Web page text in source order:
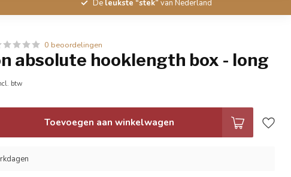
Deleukste “stek” van Nederland
0 beoordelingen
absolute hooklength box - long
btw
Toevoegen aan winkelwagen